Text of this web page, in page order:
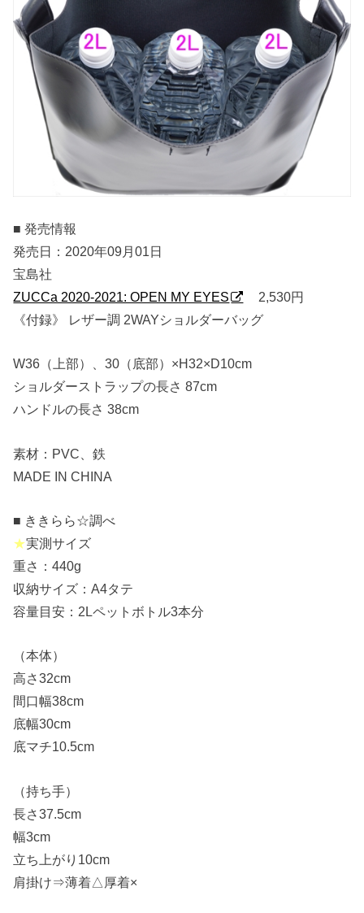
■ 発売情報
発売日：2020年09月01日
宝島社
ZUCCa 2020-2021: OPEN MY EYES
2,530円
《付録》 レザー調 2WAYショルダーバッグ
W36（上部）、30（底部）×H32×D10cm
ショルダーストラップの長さ 87cm
ハンドルの長さ 38cm
素材：PVC、鉄
MADE IN CHINA
■ ききらら☆調べ
★実測サイズ
重さ：440g
収納サイズ：A4タテ
容量目安：2Lペットボトル3本分
（本体）
高さ32cm
間口幅38cm
底幅30cm
底マチ10.5cm
（持ち手）
長さ37.5cm
幅3cm
立ち上がり10cm
肩掛け⇒薄着△厚着×